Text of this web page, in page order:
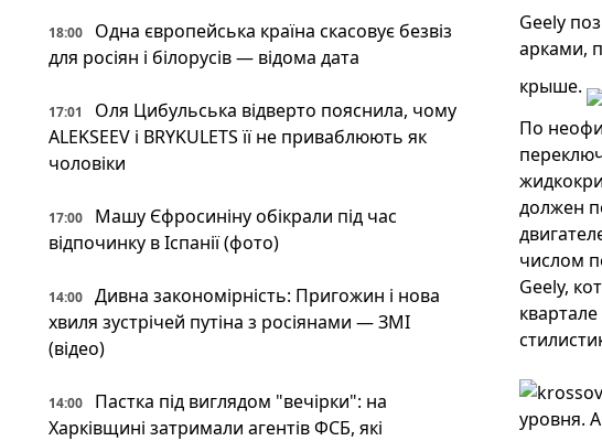
18:00
Одна європейська країна скасовує безвіз
для росіян і білорусів — відома дата
17:01
Оля Цибульська відверто пояснила, чому
ALEKSEEV і BRYKULETS її не приваблюють як
чоловіки
17:00
Машу Єфросиніну обікрали під час
відпочинку в Іспанії (фото)
14:00
Дивна закономірність: Пригожин і нова
хвиля зустрічей путіна з росіянами — ЗМІ
(відео)
14:00
Пастка під виглядом "вечірки": на
Харківщині затримали агентів ФСБ, які
Geely
арками,
крыше.
По
должен
числом
Geely,
уровня.